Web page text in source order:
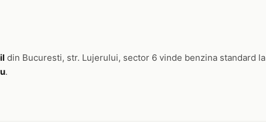
din Bucuresti, str. Lujerului, sector 6 vinde benzina standard la
.